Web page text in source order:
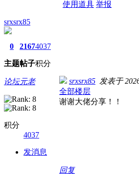
使用道具 举报
srxsrx85
0
主题
2167
帖子
4037
积分
论坛元老
积分
4037
发消息
srxsrx85 发表于
全部楼层
谢谢大佬分享！！
回复